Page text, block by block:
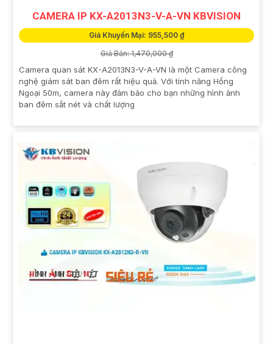
CAMERA IP KX-A2013N3-V-A-VN KBVISION
Giá Khuyến Mại: 955,500 ₫
Giá Bán: 1,470,000 ₫
Camera quan sát KX-A2013N3-V-A-VN là một Camera công
nghệ giám sát ban đêm rất hiệu quả. Với tính năng Hồng
Ngoại 50m, camera này đảm bảo cho bạn những hình ảnh
ban đêm sắt nét và chất lượng